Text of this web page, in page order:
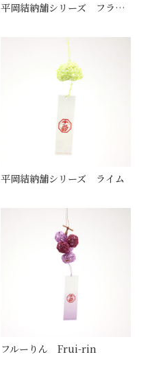
平岡結納舗シリーズ フランス
平岡結納舗シリーズ ライム
フルーりん Frui-rin